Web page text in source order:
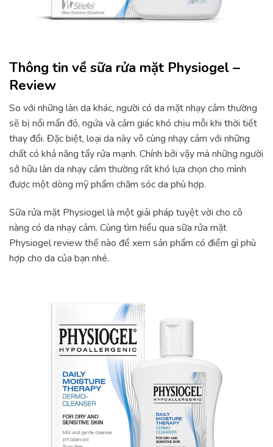
Thông tin về sữa rửa mặt Physiogel –
Review
So với những làn da khác, người có da mặt nhạy cảm thường
sẽ bị nổi mẩn đỏ, ngứa và cảm giác khó chịu mỗi khi thời tiết
thay đổi. Đặc biệt, loại da này vô cùng nhạy cảm với những
chất có khả năng tẩy rửa mạnh. Chính bởi vậy mà những người
sở hữu làn da nhạy cảm thường rất khó lựa chọn cho mình
được một dòng mỹ phẩm chăm sóc da phù hợp.
Sữa rửa mặt Physiogel là một giải pháp tuyệt vời cho cô
nàng có da nhạy cảm. Cùng tìm hiểu qua sữa rửa mặt
Physiogel review thế nào để xem sản phẩm có điểm gì phù
hợp cho da của bạn nhé.